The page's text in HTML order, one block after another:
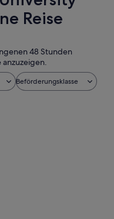
Reise
48 Stunden
Beförderungsklasse